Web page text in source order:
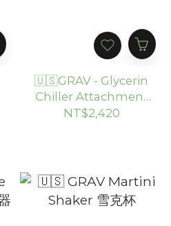
🇺🇸GRAV - Glycerin
Chiller Attachment
外接甘油冷卻系統
NT$2,420